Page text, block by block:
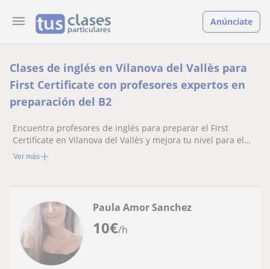
Anúnciate
Clases de inglés en Vilanova del Vallès para
First Certificate con profesores expertos en
preparación del B2
Encuentra profesores de inglés para preparar el First
Certificate en Vilanova del Vallès y mejora tu nivel para el
examen B2 de Cambridge
Ver más
10€/h
Paula Amor Sanchez